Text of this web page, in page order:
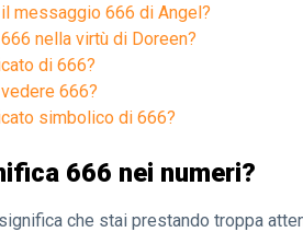
messaggio 666 di Angel?
nella virtù di Doreen?
di 666?
666?
simbolico di 666?
666 nei numeri?
che stai prestando troppa